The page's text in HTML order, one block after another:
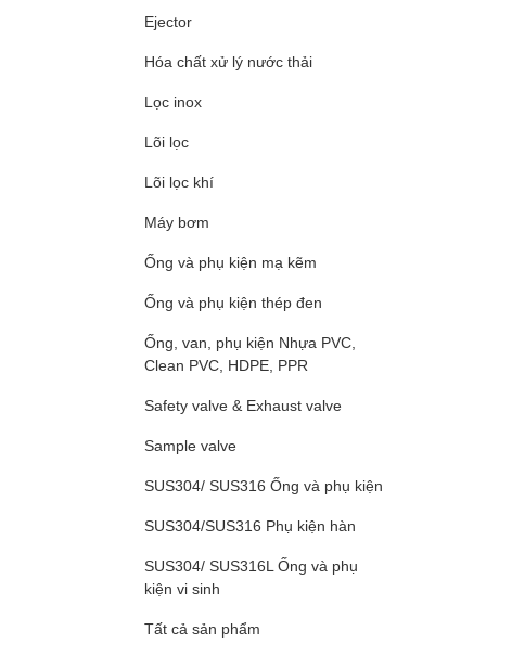
Ejector
Hóa chất xử lý nước thải
Lọc inox
Lõi lọc
Lõi lọc khí
Máy bơm
Ống và phụ kiện mạ kẽm
Ống và phụ kiện thép đen
Ống, van, phụ kiện Nhựa PVC,
Clean PVC, HDPE, PPR
Safety valve & Exhaust valve
Sample valve
SUS304/ SUS316 Ống và phụ kiện
SUS304/SUS316 Phụ kiện hàn
SUS304/ SUS316L Ống và phụ
kiện vi sinh
Tất cả sản phẩm